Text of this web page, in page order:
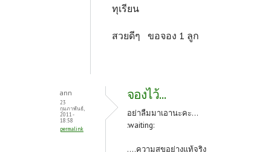
ทุเรียน
สวยดีๆ ขอจอง 1 ลูก
ann
23
กุมภาพันธ์,
2011 -
18:58
permalink
จองไว้...
อย่าลืมมาเอานะคะ...
:waiting:
....ความสุขอย่างแท้จริง